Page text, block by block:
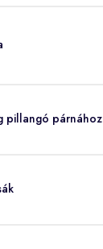
pillangó párnához